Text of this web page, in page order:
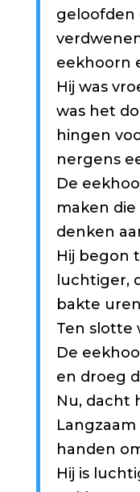
geloofden
eekhoorn
Hij was
was het
hingen
nergens
De
maken
denken
Hij begon
luchtiger,
bakte
Ten slotte
De
en droeg
Nu, dacht
handen
Hij is